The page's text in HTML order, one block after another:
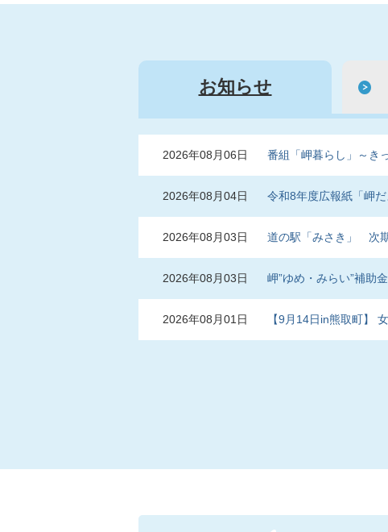
お知らせ
ら
2026年08月06日 番組「岬暮らし」～き
2026年08月04日 令和8年度広報紙「岬
2026年08月03日 道の駅「みさき」 次
2026年08月03日 岬”ゆめ・みらい”補助
2026年08月01日 【9月14日in熊取町】
令和8年熊本地震災害